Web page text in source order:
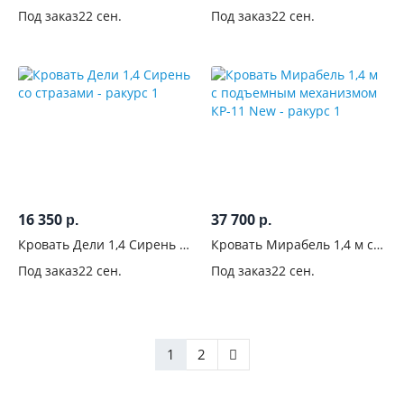
Под заказ22 сен.
Под заказ22 сен.
16 350 р.
Кровать Дели 1,4 Сирень со
Под заказ22 сен.
37 700 р.
Кровать Мирабель 1,4 м с
КР-11 New
Под заказ22 сен.
1 2